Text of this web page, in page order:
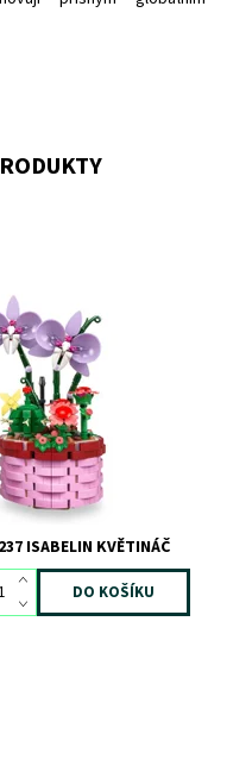
podle Disneyho
ISABELIN KVĚTINÁČ
Elsa